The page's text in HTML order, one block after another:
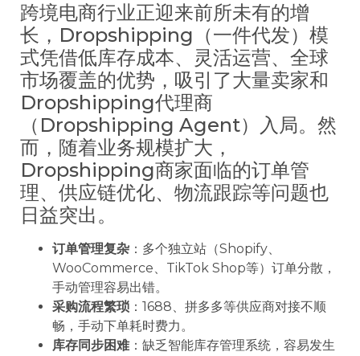
跨境电商行业正迎来前所未有的增
长，Dropshipping（一件代发）模
式凭借低库存成本、灵活运营、全球
市场覆盖的优势，吸引了大量卖家和
Dropshipping代理商
（Dropshipping Agent）入局。然
而，随着业务规模扩大，
Dropshipping商家面临的订单管
理、供应链优化、物流跟踪等问题也
日益突出。
订单管理复杂 ：多个独立站（Shopify、
WooCommerce、TikTok Shop等）订单分散，
手动管理容易出错。
采购流程繁琐 ：1688、拼多多等供应商对接不顺
畅，手动下单耗时费力。
库存同步困难：缺乏智能库存管理系统，容易发生